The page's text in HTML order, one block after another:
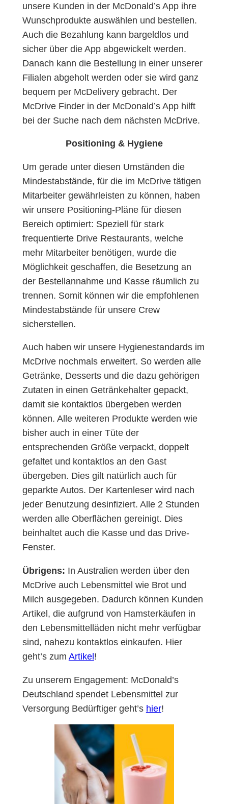
unsere Kunden in der McDonald’s App ihre
Wunschprodukte auswählen und bestellen.
Auch die Bezahlung kann bargeldlos und
sicher über die App abgewickelt werden.
Danach kann die Bestellung in einer unserer
Filialen abgeholt werden oder sie wird ganz
bequem per McDelivery gebracht. Der
McDrive Finder in der McDonald’s App hilft
bei der Suche nach dem nächsten McDrive.
Positioning & Hygiene
Um gerade unter diesen Umständen die
Mindestabstände, für die im McDrive tätigen
Mitarbeiter gewährleisten zu können, haben
wir unsere Positioning-Pläne für diesen
Bereich optimiert: Speziell für stark
frequentierte Drive Restaurants, welche
mehr Mitarbeiter benötigen, wurde die
Möglichkeit geschaffen, die Besetzung an
der Bestellannahme und Kasse räumlich zu
trennen. Somit können wir die empfohlenen
Mindestabstände für unsere Crew
sicherstellen.
Auch haben wir unsere Hygienestandards im
McDrive nochmals erweitert. So werden alle
Getränke, Desserts und die dazu gehörigen
Zutaten in einen Getränkehalter gepackt,
damit sie kontaktlos übergeben werden
können. Alle weiteren Produkte werden wie
bisher auch in einer Tüte der
entsprechenden Größe verpackt, doppelt
gefaltet und kontaktlos an den Gast
übergeben. Dies gilt natürlich auch für
geparkte Autos. Der Kartenleser wird nach
jeder Benutzung desinfiziert. Alle 2 Stunden
werden alle Oberflächen gereinigt. Dies
beinhaltet auch die Kasse und das Drive-
Fenster.
Übrigens: In Australien werden über den
McDrive auch Lebensmittel wie Brot und
Milch ausgegeben. Dadurch können Kunden
Artikel, die aufgrund von Hamsterkäufen in
den Lebensmittelläden nicht mehr verfügbar
sind, nahezu kontaktlos einkaufen. Hier
geht’s zum Artikel !
Zu unserem Engagement: McDonald’s
Deutschland spendet Lebensmittel zur
Versorgung Bedürftiger geht’s hier!